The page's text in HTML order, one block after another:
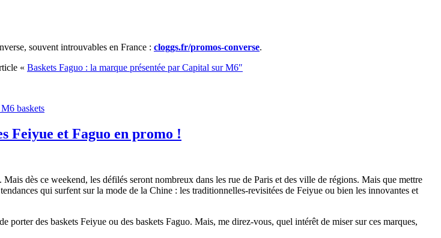
souvent introuvables en France : cloggs.fr/promos-converse.
« Baskets Faguo : la marque présentée par Capital sur M6″
baskets
Feiyue et Faguo en promo !
dès ce weekend, les défilés seront nombreux dans les rue de Paris et des ville de régions. Mais que mettre
qui surfent sur la mode de la Chine : les traditionnelles-revisitées de Feiyue ou bien les innovantes et
des baskets Feiyue ou des baskets Faguo. Mais, me direz-vous, quel intérêt de miser sur ces marques,